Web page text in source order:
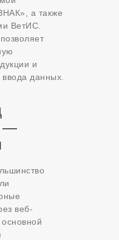
а также
ВетИС.
и
данных.
—
веб-